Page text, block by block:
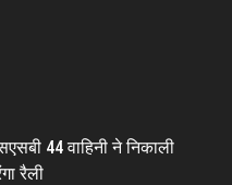
44 वाहिनी ने निकाली
रैली